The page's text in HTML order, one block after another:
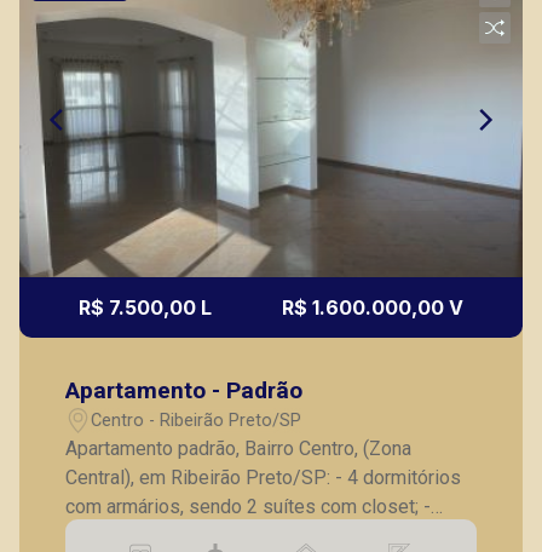
R$ 7.500,00 L R$ 1.600.000,00 V
Apartamento - Padrão
Centro - Ribeirão Preto/SP
Apartamento padrão, Bairro Centro, (Zona
Central), em Ribeirão Preto/SP: - 4 dormitórios
com armários, sendo 2 suítes com closet; -
Banheiro social completo; - Lavabo; - Sala para 3